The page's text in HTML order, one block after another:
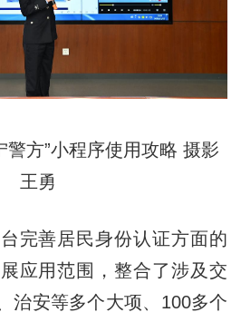
方”小程序使用攻略 摄影
王勇
善居民身份认证方面的
应用范围，整合了涉及交
治安等多个大项、100多个